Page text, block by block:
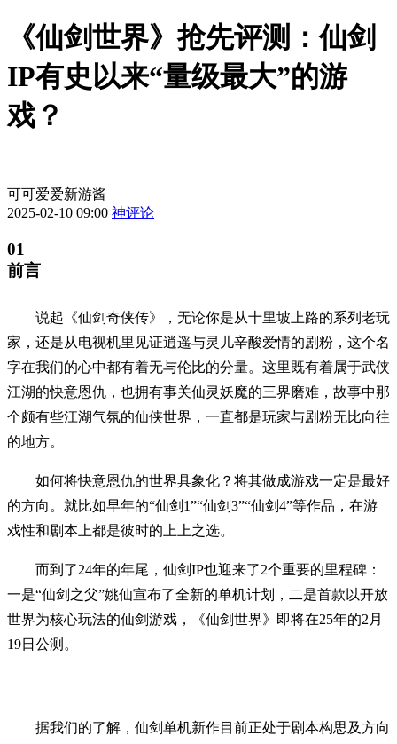
《仙剑世界》抢先评测：仙剑
IP有史以来“量级最大”的游
戏？
可可爱爱新游酱
2025-02-10 09:00 神评论
01
前言
说起《仙剑奇侠传》，无论你是从十里坡上路的系列老玩
家，还是从电视机里见证逍遥与灵儿辛酸爱情的剧粉，这个名
字在我们的心中都有着无与伦比的分量。这里既有着属于武侠
江湖的快意恩仇，也拥有事关仙灵妖魔的三界磨难，故事中那
个颇有些江湖气氛的仙侠世界，一直都是玩家与剧粉无比向往
的地方。
如何将快意恩仇的世界具象化？将其做成游戏一定是最好
的方向。就比如早年的“仙剑1”“仙剑3”“仙剑4”等作品，在游
戏性和剧本上都是彼时的上上之选。
而到了24年的年尾，仙剑IP也迎来了2个重要的里程碑：
一是“仙剑之父”姚仙宣布了全新的单机计划，二是首款以开放
世界为核心玩法的仙剑游戏，《仙剑世界》即将在25年的2月
19日公测。
据我们的了解，仙剑单机新作目前正处于剧本构思及方向